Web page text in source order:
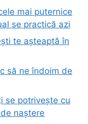
mai puternice
se practică azi
te așteaptă în
să ne îndoim de
se potrivește cu
naștere